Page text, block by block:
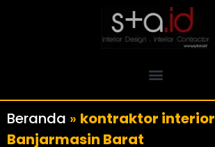
Beranda » kontraktor interior
Banjarmasin Barat